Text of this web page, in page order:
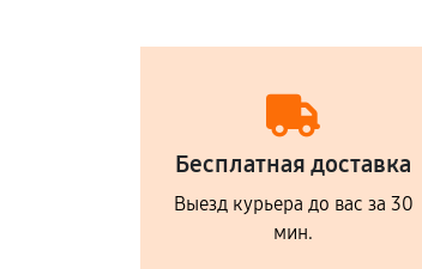
Бесплатная доставка
Выезд курьера до вас за 30
мин.